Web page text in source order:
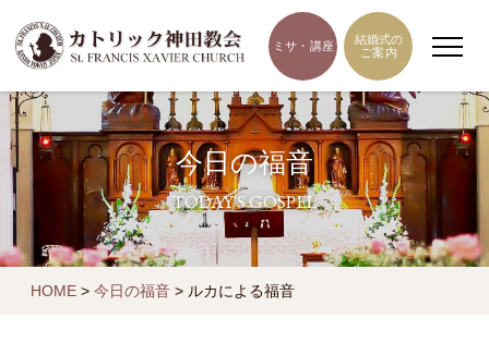
ミサ・講座
結婚式の
ご案内
今日の福音
TODAY'S GOSPEL
HOME > 今日の福音 > ルカによる福音